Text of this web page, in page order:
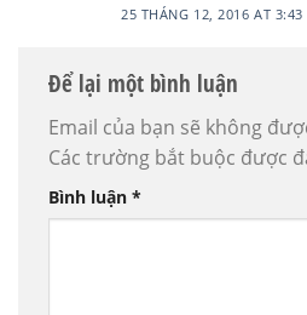
25 THÁNG 12, 2016 AT 3:43
Để lại một bình luận
Email của bạn sẽ không
Các trường bắt buộc được
Bình luận *